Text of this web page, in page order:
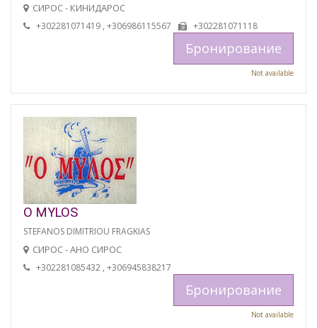
СИРОС - КИНИДАРОС
+302281071419 , +306986115567 +302281071118
Бронирование
Not available
O MYLOS
STEFANOS DIMITRIOU FRAGKIAS
СИРОС - АНО СИРОС
+302281085432 , +306945838217
Бронирование
Not available